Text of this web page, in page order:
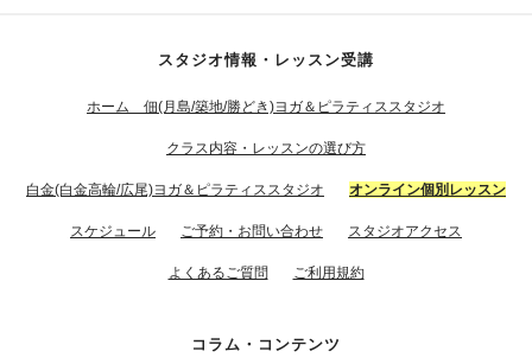
スタジオ情報・レッスン受講
ホーム 佃(月島/築地/勝どき)ヨガ＆ピラティススタジオ
クラス内容・レッスンの選び方
白金(白金高輪/広尾)ヨガ＆ピラティススタジオ オンライン個別レッスン
スケジュール ご予約・お問い合わせ スタジオアクセス
よくあるご質問 ご利用規約
コラム・コンテンツ